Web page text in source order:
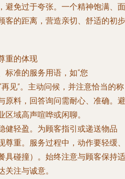
避免过于夸张。一个精神饱满、面
客的距离，营造亲切、舒适的初步
重的体现
标准的服务用语，如“您
“再见”。主动问候，并注意恰当的称
原料，回答询问需耐心、准确。避
域高声喧哗或闲聊。
健轻盈。为顾客指引或递送物品
尊重。服务过程中，动作要轻缓、
具碰撞）。始终注意与顾客保持适
注与诚意。